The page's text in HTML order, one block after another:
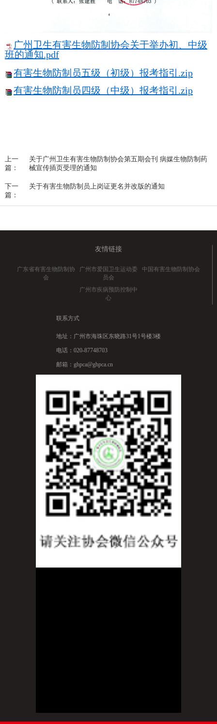
广州卫生有害生物防制协会关于举办初、中级
班的通知.pdf
有害生物防制员五级（初级）报考指引.zip
有害生物防制员四级（中级）报考指引.zip
上一
篇：
关于广州卫生有害生物防制协会第五期会刊 病媒生物防制药
械宣传插页受理的通知
下一
篇：
关于有害生物防制员上岗证更名并改版的通知
友情链接
广东省有害生物防制协
会
广州市爱国卫生运动委
员会
中国有害生物防制协会
广州市疾病预防控制中
心
联系方式
地址：广州市海珠区东晓路31号1号楼3楼
电话：020-87748703
邮箱：ghpca@ghpca.cn